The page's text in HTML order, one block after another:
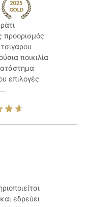
προορισμός
ποικιλία
επιλογές
εδρεύει